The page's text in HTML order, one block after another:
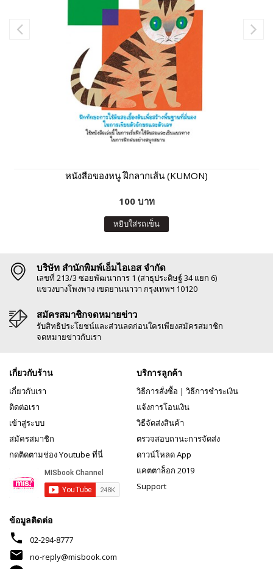
หนังสือของหนู ฝึกลากเส้น (KUMON)
100 บาท
หยิบใส่รถเข็น
บริษัท สำนักพิมพ์เอ็มไอเอส จำกัด
เลขที่ 213/3 ซอยพัฒนาการ 1 (สาธุประดิษฐ์ 34 แยก 6)
แขวงบางโพงพาง เขตยานนาวา กรุงเทพฯ 10120
สมัครสมาชิกจดหมายข่าว
รับสิทธิประโยชน์และส่วนลดก่อนใครเพียงสมัครสมาชิก
จดหมายข่าวกับเรา
เกี่ยวกับร้าน
เกี่ยวกับเรา
ติดต่อเรา
เข้าสู่ระบบ
สมัครสมาชิก
กดติดตามช่อง Youtube ที่นี่
บริการลูกค้า
วิธีการสั่งซื้อ | วิธีการชำระเงิน
แจ้งการโอนเงิน
วิธีจัดส่งสินค้า
ตรวจสอบถานะการจัดส่ง
ดาวน์โหลด App
แคตตาล็อก 2019
Support
ข้อมูลติดต่อ
phone 02-294-8777
mail
no-reply@misbook.com